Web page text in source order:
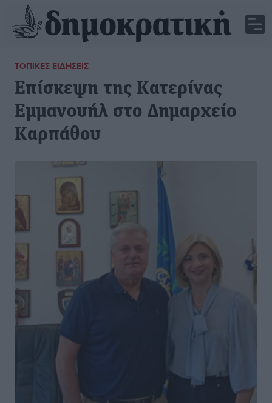
ΤΟΠΙΚΈΣ ΕΙΔΉΣΕΙΣ
Επίσκεψη της Κατερίνας
Εμμανουήλ στο Δημαρχείο
Καρπάθου